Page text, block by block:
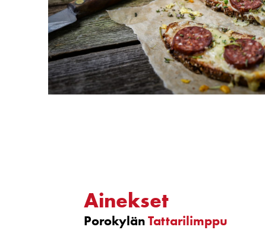
Ainekset
PorokylänTattarilimppu